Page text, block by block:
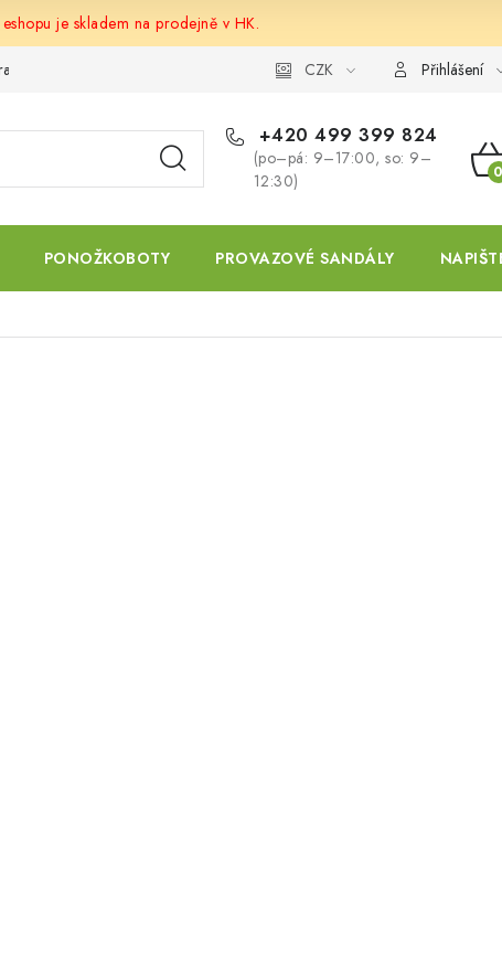
je skladem na prodejně v HK.
a platba CZK Přihlášení
+420 499 399 824
(po–pá: 9–17:00, so: 9–
12:30)
PONOŽKOBOTY PROVAZOVÉ SANDÁLY